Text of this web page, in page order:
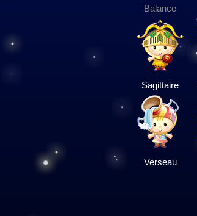
Balance
Sagittaire
Verseau